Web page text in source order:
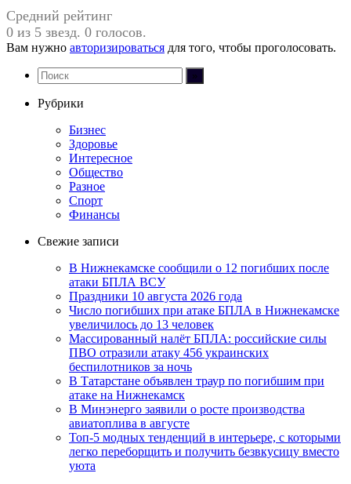
Средний рейтинг
0 из 5 звезд. 0 голосов.
Вам нужно авторизироваться для того, чтобы проголосовать.
Рубрики
Бизнес
Здоровье
Интересное
Общество
Разное
Спорт
Финансы
Свежие записи
В Нижнекамске сообщили о 12 погибших после
атаки БПЛА ВСУ
Праздники 10 августа 2026 года
Число погибших при атаке БПЛА в Нижнекамске
увеличилось до 13 человек
Массированный налёт БПЛА: российские силы
ПВО отразили атаку 456 украинских
беспилотников за ночь
В Татарстане объявлен траур по погибшим при
атаке на Нижнекамск
В Минэнерго заявили о росте производства
авиатоплива в августе
Топ-5 модных тенденций в интерьере, с которыми
легко переборщить и получить безвкусицу вместо
уюта